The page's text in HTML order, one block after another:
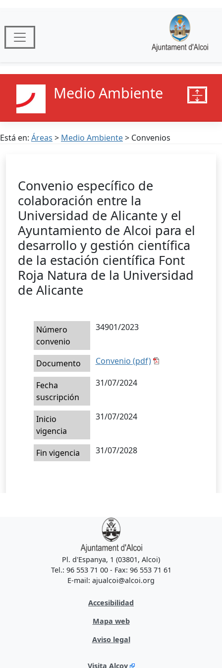
Medio Ambiente
Está en: Áreas > Medio Ambiente> Convenios
Convenio específico de
colaboración entre la
Universidad de Alicante y el
Ayuntamiento de Alcoi para el
desarrollo y gestión científica
de la estación científica Font
Roja Natura de la Universidad
de Alicante
Número
convenio
34901/2023
Documento Convenio (pdf)
Fecha
suscripción
31/07/2024
Inicio
vigencia
31/07/2024
Fin vigencia 31/07/2028
Pl. d'Espanya, 1 (03801, Alcoi)
Tel.: 96 553 71 00 - Fax: 96 553 71 61
E-mail: ajualcoi@alcoi.org
Accesibilidad
Mapa web
Aviso legal
Visita Alcoy